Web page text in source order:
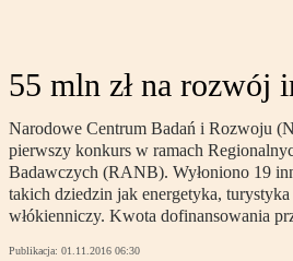
55 mln zł na rozwój
Narodowe Centrum Badań i Rozwoju
pierwszy konkurs w ramach
Badawczych (RANB). Wyłoniono 19
takich dziedzin jak energetyka, turystyka
włókienniczy. Kwota dofinansowania
Publikacja: 01.11.2016 06:30